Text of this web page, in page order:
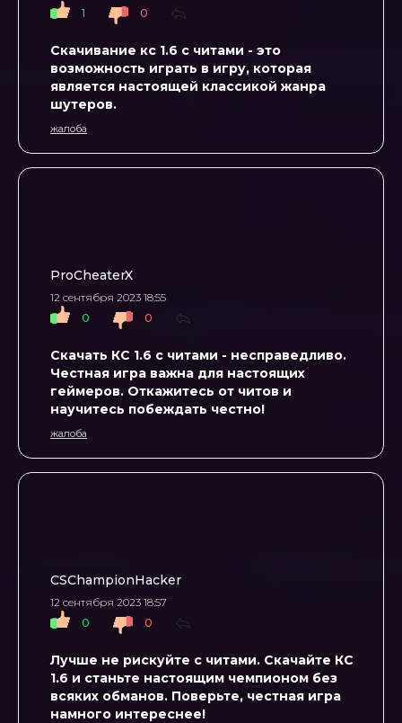
1
0
Скачивание кс 1.6 с читами - это
возможность играть в игру, которая
является настоящей классикой жанра
шутеров.
жалоба
ProCheaterX
12 сентября 2023 18:55
0
0
Скачать КС 1.6 с читами - несправедливо.
Честная игра важна для настоящих
геймеров. Откажитесь от читов и
научитесь побеждать честно!
жалоба
CSChampionHacker
12 сентября 2023 18:57
0
0
Лучше не рискуйте с читами. Скачайте КС
1.6 и станьте настоящим чемпионом без
всяких обманов. Поверьте, честная игра
намного интереснее!